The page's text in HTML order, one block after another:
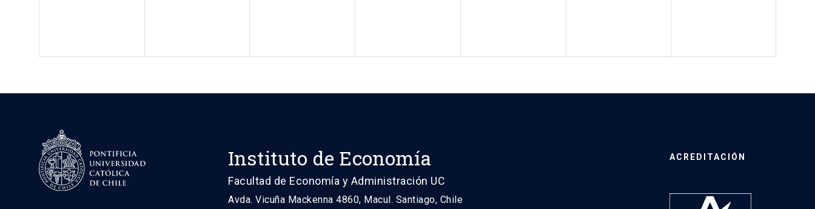
Instituto de Economía
Facultad de Economía y Administración UC
Avda. Vicuña Mackenna 4860, Macul. Santiago, Chile
ACREDITACIÓN